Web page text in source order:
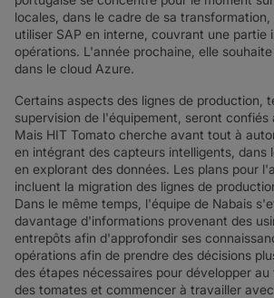
locales, dans le cadre de sa
utiliser SAP en interne, couvrant une partie
opérations. L'année prochaine, elle
dans le cloud Azure.
Certains aspects des lignes de production,
supervision de l'équipement, seront confiés
Mais HIT Tomato cherche avant tout à
en intégrant des capteurs intelligents, dans
en explorant des données. Les plans pour
incluent la migration des lignes de
Dans le même temps, l'équipe de Nabais
davantage d'informations provenant des
entrepôts afin d'approfondir ses
opérations afin de prendre des décisions
des étapes nécessaires pour développer au
des tomates et commencer à travailler